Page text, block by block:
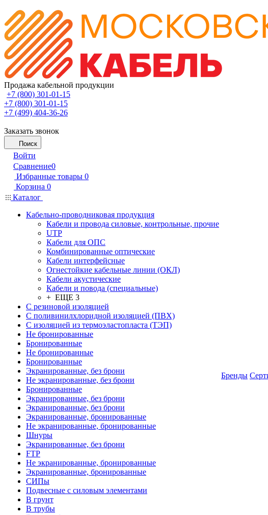
Продажа кабельной продукции
+7 (800) 301-01-15
+7 (800) 301-01-15
+7 (499) 404-36-26
Заказать звонок
Поиск
Войти
Сравнение0
Избранные товары 0
Корзина 0
Каталог
Кабельно-проводниковая продукция
Кабели и провода силовые, контрольные, прочие
UTP
Кабели для ОПС
Комбинированные оптические
Кабели интерфейсные
Огнестойкие кабельные линии (ОКЛ)
Кабели акустические
Кабели и повода (специальные)
+ ЕЩЕ 3
С резиновой изоляцией
С поливинилхлоридной изоляцией (ПВХ)
С изоляцией из термоэластопласта (ТЭП)
Не бронированные
Бронированные
Не бронированные
Бронированные
Экранированные, без брони
Не экранированные, без брони
Бронированные
Экранированные, без брони
Экранированные, без брони
Экранированные, бронированные
Не экранированные, бронированные
Шнуры
Экранированные, без брони
FTP
Не экранированные, бронированные
Экранированные, бронированные
СИПы
Подвесные с силовым элементами
В грунт
В трубы
Бренды